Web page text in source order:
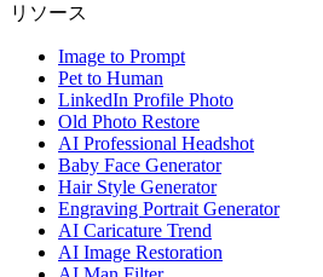
リソース
Image to Prompt
Pet to Human
LinkedIn Profile Photo
Old Photo Restore
AI Professional Headshot
Baby Face Generator
Hair Style Generator
Engraving Portrait Generator
AI Caricature Trend
AI Image Restoration